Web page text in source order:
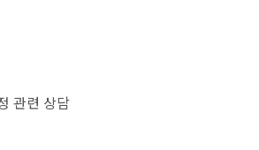
관련 상담